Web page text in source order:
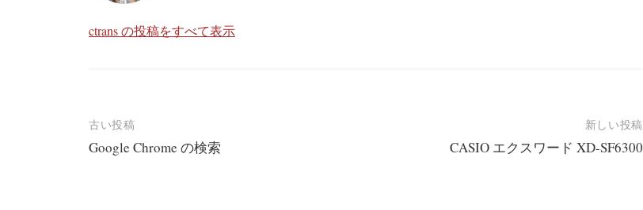
ctrans の投稿をすべて表示
投
稿
古い投稿
Google Chrome の検索
新しい投稿
CASIO エクスワード XD-SF6300